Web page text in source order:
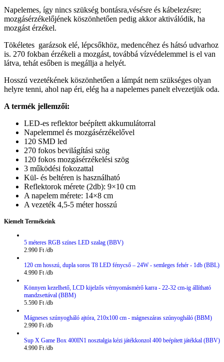
Napelemes, így nincs szükség bontásra,vésésre és kábelezésre;
mozgásérzékelőjének köszönhetően pedig akkor aktiválódik, ha
mozgást érzékel.
Tökéletes garázsok elé, lépcsőkhöz, medencéhez és hátsó udvarhoz
is. 270 fokban érzékeli a mozgást, továbbá vízvédelemmel is el van
látva, tehát esőben is megállja a helyét.
Hosszú vezetékének köszönhetően a lámpát nem szükséges olyan
helyre tenni, ahol nap éri, elég ha a napelemes panelt elvezetjük oda.
A termék jellemzői:
LED-es reflektor beépített akkumulátorral
Napelemmel és mozgásérzékelővel
120 SMD led
270 fokos bevilágítási szög
120 fokos mozgásérzékelési szög
3 működési fokozattal
Kül- és beltéren is használható
Reflektorok mérete (2db): 9×10 cm
A napelem mérete: 14×8 cm
A vezeték 4,5-5 méter hosszú
Kiemelt Termékeink
5 méteres RGB színes LED szalag (BBV)
2.990 Ft
120 cm hosszú, dupla soros T8 LED fénycső – 24W - semleges fehér - 1db (BBL)
4.990 Ft
Könnyen kezelhető, LCD kijelzős vérnyomásmérő karra - 22-32 cm-ig állítható
mandzsettával (BBM)
5.590 Ft
Mágneses szúnyogháló ajtóra, 210x100 cm - mágneszáras szúnyogháló (BBM)
2.990 Ft
Sup X Game Box 400IN1 nosztalgia kézi játékkonzol 400 beépített játékkal (BBV)
4.990 Ft